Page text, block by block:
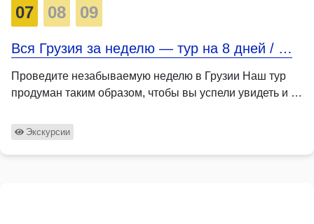
07 08 09
Вся Грузия за неделю — тур на 8 дней / …
Проведите незабываемую неделю в Грузии Наш тур
продуман таким образом, чтобы вы успели увидеть и …
Экскурсии